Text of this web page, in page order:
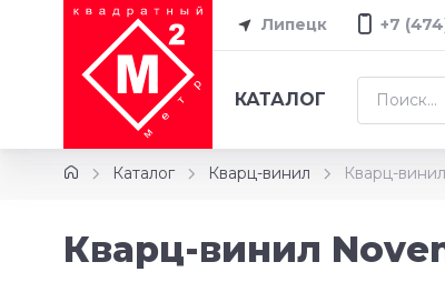
Липецк +7
КАТАЛОГ
Каталог Кварц-винил Кварц-
Кварц-винил